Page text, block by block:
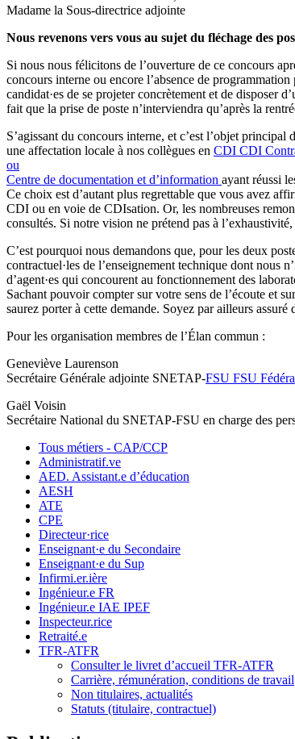
Madame la Sous-directrice adjointe
Nous revenons vers vous au sujet du fléchage des
Si nous nous félicitons de l’ouverture de ce concours
concours interne ou encore l’absence de
candidat·es de se projeter concrètement et de disposer
fait que la prise de poste n’interviendra qu’après la
S’agissant du concours interne, et c’est l’objet
une affectation locale à nos collègues en CDI CDI
ou
Centre de documentation et d’information ayant réussi
Ce choix est d’autant plus regrettable que vous avez
CDI ou en voie de CDIsation. Or, les nombreuses
consultés. Si notre vision ne prétend pas à
C’est pourquoi nous demandons que, pour les deux
contractuel·les de l’enseignement technique dont nous
d’agent·es qui concourent au fonctionnement des
Sachant pouvoir compter sur votre sens de l’écoute et
saurez porter à cette demande. Soyez par ailleurs
Pour les organisation membres de l’Élan commun :
Geneviève Laurenson
Secrétaire Générale adjointe SNETAP-FSU FSU
Gaël Voisin
Secrétaire National du SNETAP-FSU en charge des
Tous métiers - CAP/CCP
Administratif.ve
AED. Assistant.e d’éducation
AESH
ATE
CPE
Directeur·rice
Enseignant·e du Secondaire
Enseignant·e du Sup
Infirmi.er.ière
Ingénieur.e FR
Ingénieur.e IAE IPEF
Inspecteur.rice
Retraité.e
TFR-ATFR
Consulter le livret d’accueil TFR-ATFR
Carrière, rémunération, conditions de travail
Non titulaires, actualités
Statuts (titulaire, contractuel)